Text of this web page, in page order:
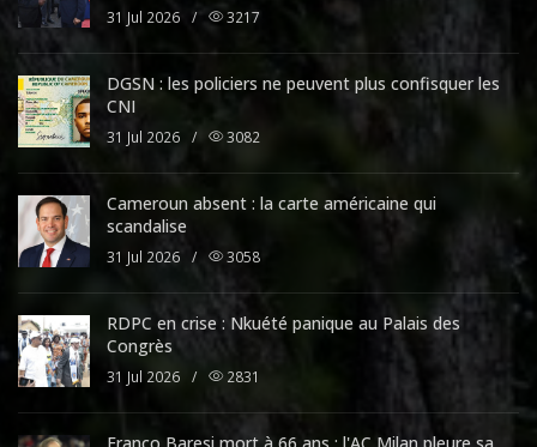
31 Jul 2026 / 3217
DGSN : les policiers ne peuvent plus confisquer les
CNI
31 Jul 2026 / 3082
Cameroun absent : la carte américaine qui
scandalise
31 Jul 2026 / 3058
RDPC en crise : Nkuété panique au Palais des
Congrès
31 Jul 2026 / 2831